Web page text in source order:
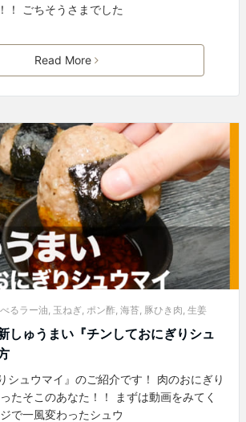
！ ごちそうさまでした
Read More
るラー油 玉ねぎ ポン酢 海苔 豚ひき肉 生姜
しゅうまい『チンしておにぎりシュ
シュウマイ』のご紹介です！ 肉のおにぎり
たそこのあなた！！ まずは動画をみてく
で一風変わったシュウ